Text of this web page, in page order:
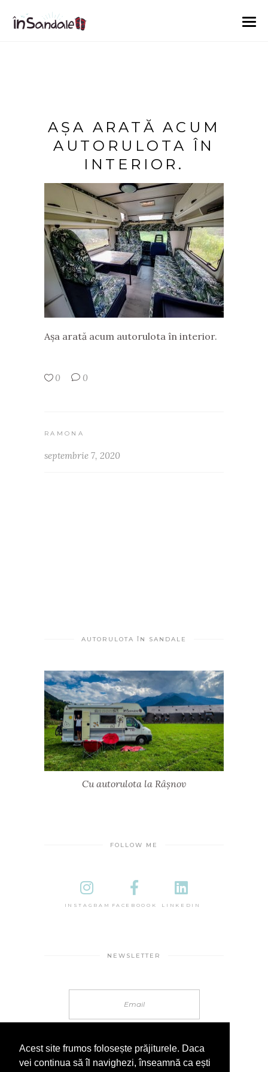
AȘA ARATĂ ACUM
AUTORULOTA ÎN
INTERIOR.
Așa arată acum autorulota în interior.
0 0
RAMONA
septembrie 7, 2020
AUTORULOTA ÎN SANDALE
Cu autorulota la Râșnov
FOLLOW ME
INSTAGRAM FACEBOOOK LINKEDIN
NEWSLETTER
Acest site frumos folosește prăjiturele. Daca
vei continua să îl navighezi, înseamnă ca ești